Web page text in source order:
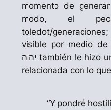
momento de
modo, el
toledot/
visible por medio
יהוה también le hizo una promesa a la mujer
relacionada con lo
“Y pondré